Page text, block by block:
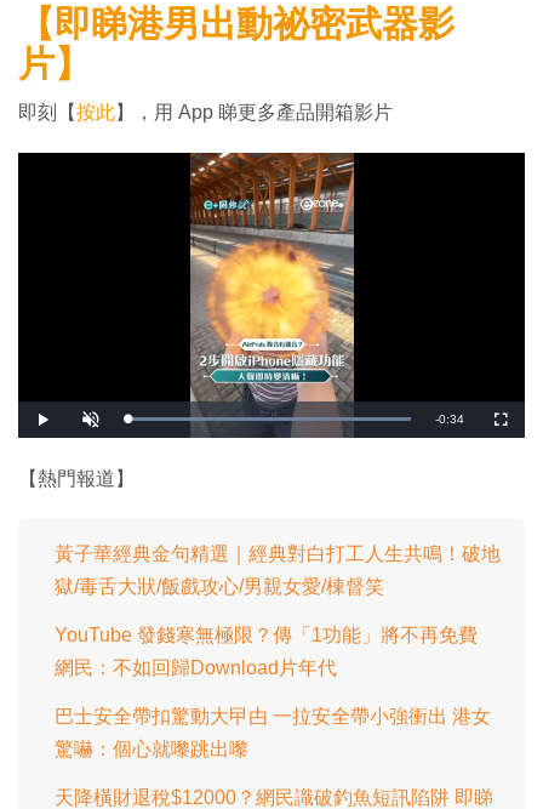
【即睇港男出動祕密武器影
片】
即刻【按此】，用 App 睇更多產品開箱影片
播
放
開
啟
載
入
0
%
剩
-0:34
全
螢
【熱門報道】
黃子華經典金句精選｜經典對白打工人生共鳴！破地
獄/毒舌大狀/飯戲攻心/男親女愛/棟督笑
YouTube 發錢寒無極限？傳「1功能」將不再免費
網民：不如回歸Download片年代
巴士安全帶扣驚動大曱甴 一拉安全帶小強衝出 港女
驚嚇：個心就嚟跳出嚟
天降橫財退稅$12000？網民識破釣魚短訊陷阱 即睇